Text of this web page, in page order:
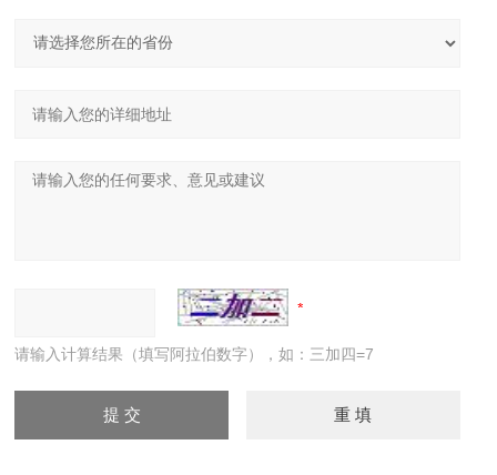
请输入计算结果（填写阿拉伯数字），如：三加四=7